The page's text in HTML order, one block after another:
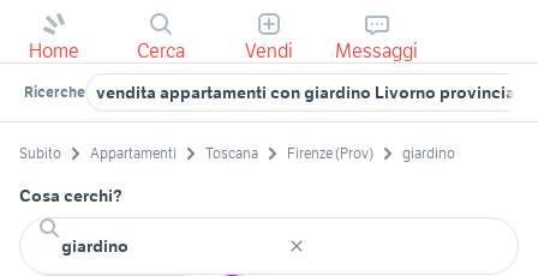
Home Cerca Vendi Messaggi
Ricerche vendita appartamenti con giardino Livorno provincia
Subito Appartamenti Toscana Firenze (Prov) giardino
Cosa cerchi?